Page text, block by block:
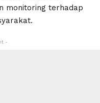
monitoring terhadap
-